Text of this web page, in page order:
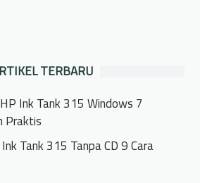
TERBARU
Ink Tank 315 Windows 7
Praktis
Tank 315 Tanpa CD 9 Cara